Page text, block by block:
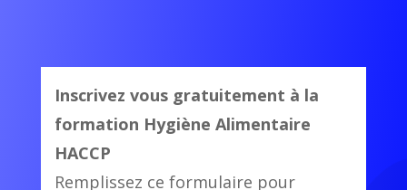
Inscrivez vous gratuitement à la
formation Hygiène Alimentaire
HACCP
Remplissez ce formulaire pour